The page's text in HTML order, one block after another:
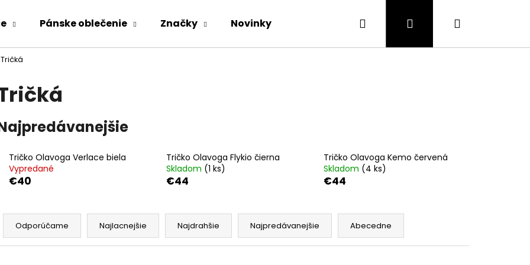
Pánske oblečenie Značky Novinky Doprava a platba Kontakty
Hľadať PrihlásenieNákupný
Tričká
Tričko Olavoga Verlace biela
Vypredané
€40
Tričko Olavoga Flykio čierna
Skladom (1 ks)
€44
Tričko Olavoga Kemo červená
Skladom (4 ks)
€44
R
Odporúčame Najlacnejšie Najdrahšie Najpredávanejšie Abecedne
Čo potrebujete nájsť?
Odporúčame